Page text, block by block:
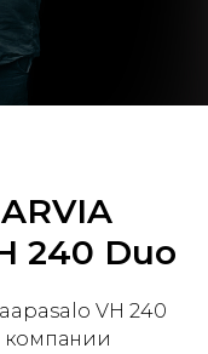
240 Duo
VH 240
компании